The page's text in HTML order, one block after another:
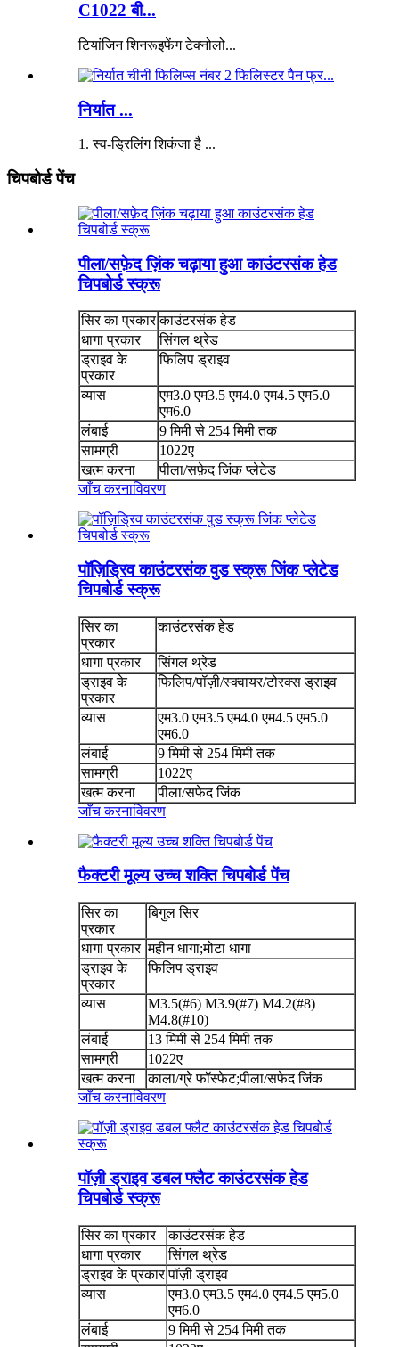
C1022 बी...
टियांजिन शिनरूइफेंग टेक्नोलो...
निर्यात ...
1. स्व-ड्रिलिंग शिकंजा है ...
चिपबोर्ड पेंच
पीला/सफ़ेद ज़िंक चढ़ाया हुआ काउंटरसंक हेड
चिपबोर्ड स्क्रू
सिर का प्रकार काउंटरसंक हेड
धागा प्रकार
सिंगल थ्रेड
ड्राइव के
प्रकार
फिलिप ड्राइव
व्यास
एम3.0 एम3.5 एम4.0 एम4.5 एम5.0
एम6.0
लंबाई
9 मिमी से 254 मिमी तक
सामग्री
1022ए
खत्म करना
पीला/सफ़ेद जिंक प्लेटेड
जाँच करनाविवरण
पॉज़िड्रिव काउंटरसंक वुड स्क्रू जिंक प्लेटेड
चिपबोर्ड स्क्रू
सिर का
प्रकार
काउंटरसंक हेड
धागा प्रकार
सिंगल थ्रेड
ड्राइव के
प्रकार
फिलिप/पॉज़ी/स्क्वायर/टोरक्स ड्राइव
व्यास
एम3.0 एम3.5 एम4.0 एम4.5 एम5.0
एम6.0
लंबाई
9 मिमी से 254 मिमी तक
सामग्री
1022ए
खत्म करना
पीला/सफेद जिंक
जाँच करनाविवरण
फैक्टरी मूल्य उच्च शक्ति चिपबोर्ड पेंच
सिर का
प्रकार
बिगुल सिर
धागा प्रकार महीन धागा;मोटा धागा
ड्राइव के
प्रकार
फिलिप ड्राइव
व्यास
M3.5(#6) M3.9(#7) M4.2(#8)
M4.8(#10)
लंबाई
13 मिमी से 254 मिमी तक
सामग्री
1022ए
खत्म करना
काला/ग्रे फॉस्फेट;पीला/सफेद जिंक
जाँच करनाविवरण
पॉज़ी ड्राइव डबल फ्लैट काउंटरसंक हेड
चिपबोर्ड स्क्रू
सिर का प्रकार
काउंटरसंक हेड
धागा प्रकार
सिंगल थ्रेड
ड्राइव के प्रकार पॉज़ी ड्राइव
व्यास
एम3.0 एम3.5 एम4.0 एम4.5 एम5.0
एम6.0
लंबाई
9 मिमी से 254 मिमी तक